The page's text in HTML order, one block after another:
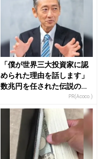
「僕が世界三大投資家に認
められた理由を話します」
数兆円を任された伝説の投
PR(Acoco.)